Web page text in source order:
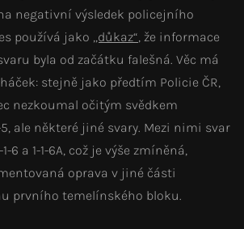
negativní výsledek policejního
používá jako
„důkaz“ , že informace
byla od začátku falešná. Věc má
stejně jako předtím Policie ČR,
nezkoumal očitým svědkem
5, ale některé jiné svary. Mezi nimi svar
6 a 1-1-6A, což je výše zmíněná,
oprava v jiné části
prvního temelínského bloku.